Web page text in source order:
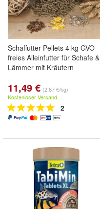
Schaffutter Pellets 4 kg GVO-
freies Alleinfutter für Schafe &
Lämmer mit Kräutern
11,49 € (2,87 €/kg)
Kostenloser Versand
2